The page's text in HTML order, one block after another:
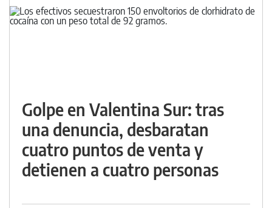
Golpe en Valentina Sur: tras
una denuncia, desbaratan
cuatro puntos de venta y
detienen a cuatro personas